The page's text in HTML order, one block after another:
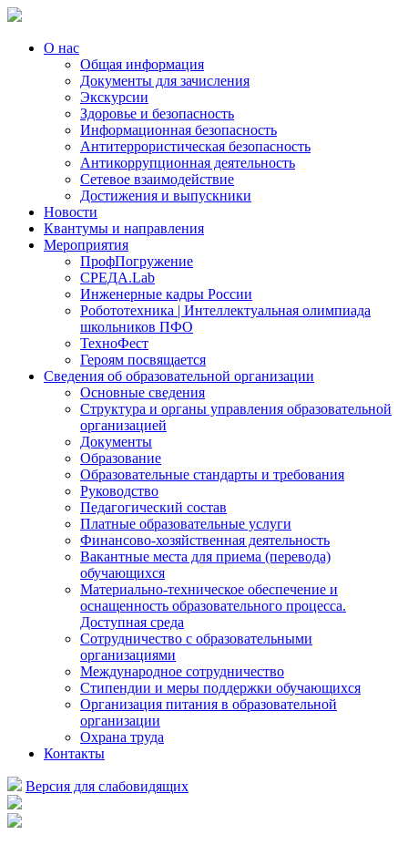
О нас
Общая информация
Документы для зачисления
Экскурсии
Здоровье и безопасность
Информационная безопасность
Антитеррористическая безопасность
Антикоррупционная деятельность
Сетевое взаимодействие
Достижения и выпускники
Новости
Квантумы и направления
Мероприятия
ПрофПогружение
СРЕДА.Lab
Инженерные кадры России
Робототехника | Интеллектуальная олимпиада
школьников ПФО
ТехноФест
Героям посвящается
Сведения об образовательной организации
Основные сведения
Структура и органы управления образовательной
организацией
Документы
Образование
Образовательные стандарты и требования
Руководство
Педагогический состав
Платные образовательные услуги
Финансово-хозяйственная деятельность
Вакантные места для приема (перевода)
обучающихся
Материально-техническое обеспечение и
оснащенность образовательного процесса.
Доступная среда
Сотрудничество с образовательными
организациями
Международное сотрудничество
Стипендии и меры поддержки обучающихся
Организация питания в образовательной
организации
Охрана труда
Контакты
Версия для слабовидящих